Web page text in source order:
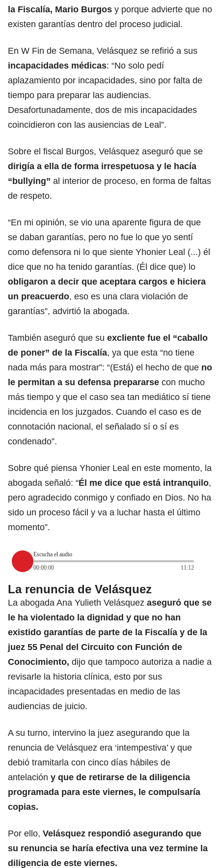
la Fiscalía, Mario Burgos y porque advierte que no
existen garantías dentro del proceso judicial.
En W Fin de Semana, Velásquez se refirió a sus
incapacidades médicas: “No solo pedí
aplazamiento por incapacidades, sino por falta de
tiempo para preparar las audiencias.
Desafortunadamente, dos de mis incapacidades
coincidieron con las ausiencias de Leal”.
Sobre el fiscal Burgos, Velásquez aseguró que se
dirigía a ella de forma irrespetuosa y le hacía
“bullying” al interior de proceso, en forma de faltas
de respeto.
“En mi opinión, se vio una aparente figura de que
se daban garantías, pero no fue lo que yo sentí
como defensora ni lo que siente Yhonier Leal (...) él
dice que no ha tenido garantías. (Él dice que) lo
obligaron a decir que aceptara cargos e hiciera
un preacuerdo, eso es una clara violación de
garantías”, advirtió la abogada.
También aseguró que su excliente fue el “caballo
de poner” de la Fiscalía, ya que esta “no tiene
nada más para mostrar”: “(Está) el hecho de que no
le permitan a su defensa prepararse con mucho
más tiempo y que el caso sea tan mediático sí tiene
incidencia en los juzgados. Cuando el caso es de
connotación nacional, el señalado sí o sí es
condenado”.
Sobre qué piensa Yhonier Leal en este momento, la
abogada señaló: “Él me dice que está intranquilo,
pero agradecido conmigo y confiado en Dios. No ha
sido un proceso fácil y va a luchar hasta el último
momento”.
Escucha el audio
00:00:00
11:12
La renuncia de Velásquez
La abogada Ana Yulieth Velásquez aseguró que se
le ha violentado la dignidad y que no han
existido garantías de parte de la Fiscalía y de la
juez 55 Penal del Circuito con Función de
Conocimiento, dijo que tampoco autoriza a nadie a
revisarle la historia clínica, esto por sus
incapacidades presentadas en medio de las
audiencias de juicio.
A su turno, intervino la juez asegurando que la
renuncia de Velásquez era ‘intempestiva’ y que
debió tramitarla con cinco días hábiles de
antelación y que de retirarse de la diligencia
programada para este viernes, le compulsaría
copias.
Por ello, Velásquez respondió asegurando que
su renuncia se haría efectiva una vez termine la
diligencia de este viernes.